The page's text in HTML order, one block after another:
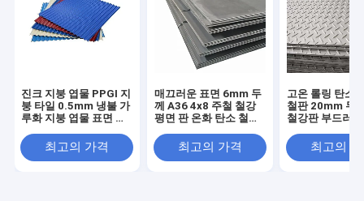
진크 지붕 엽물 PPGI 지
붕 타일 0.5mm 냉불 가
루화 지붕 엽물 표면 색
최고의 가격
매끄러운 표면 6mm 두
께 A36 4x8 주철 철강
평면 판 온화 탄소 철강
최고의 가격
고온 롤링 탄소
철판 20mm 두
철강판 부드러
최고의